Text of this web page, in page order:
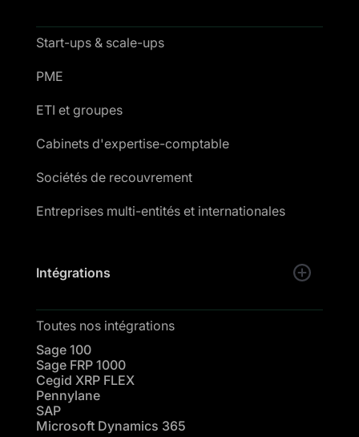
Start-ups & scale-ups
PME
ETI et groupes
Cabinets d'expertise-comptable
Sociétés de recouvrement
Entreprises multi-entités et internationales
Intégrations
Toutes nos intégrations
Sage 100
Sage FRP 1000
Cegid XRP FLEX
Pennylane
SAP
Microsoft Dynamics 365